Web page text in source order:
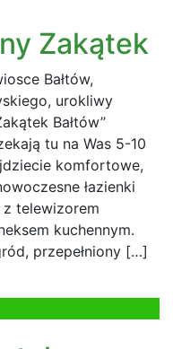
Zakątek
Bałtów,
urokliwy
Bałtów’’
tu na Was 5-10
komfortowe,
łazienki
z telewizorem
kuchennym.
przepełniony […]